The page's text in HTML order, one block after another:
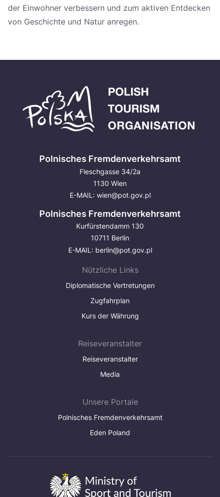
der Einwohner verbessern und zum aktiven Entdecken
von Geschichte und Natur anregen.
Polnisches Fremdenverkehrsamt
Fleschgasse 34/2a
1130 Wien
E-MAIL: wien@pot.gov.pl
Polnisches Fremdenverkehrsamt
Kurfürstendamm 130
10711 Berlin
E-MAIL: berlin@pot.gov.pl
Nützliche Links
Diplomatische Vertretungen
Zugfahrplan
Kurs der Währung
Reiseveranstalter
Reiseveranstalter
Media
Unsere Portale
Polnisches Fremdenverkehrsamt
Eden Poland